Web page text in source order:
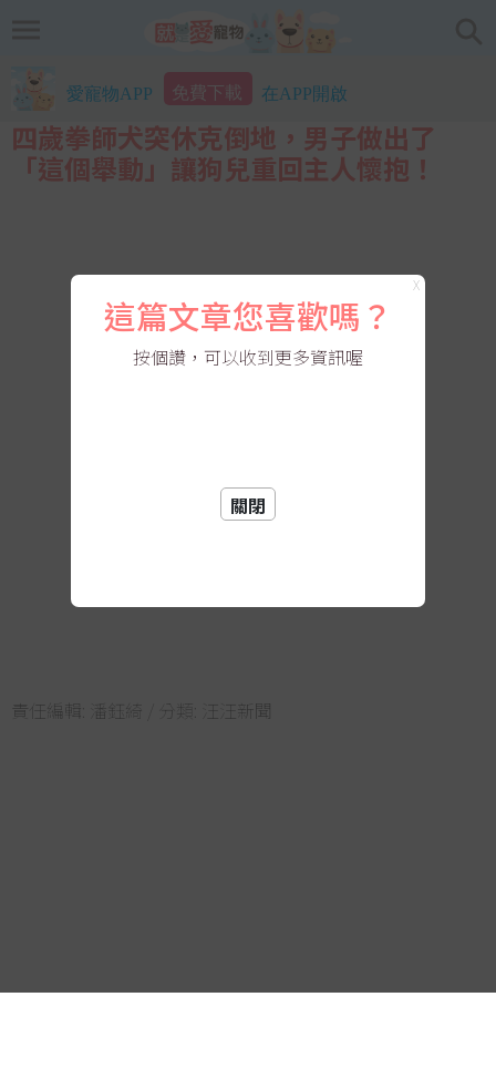
愛寵物APP 免費下載 在APP開啟
四歲拳師犬突休克倒地，男子做出了
「這個舉動」讓狗兒重回主人懷抱！
責任編輯: 潘鈺綺 / 分類: 汪汪新聞
X
這篇文章您喜歡嗎？
按個讚，可以收到更多資訊喔
關閉